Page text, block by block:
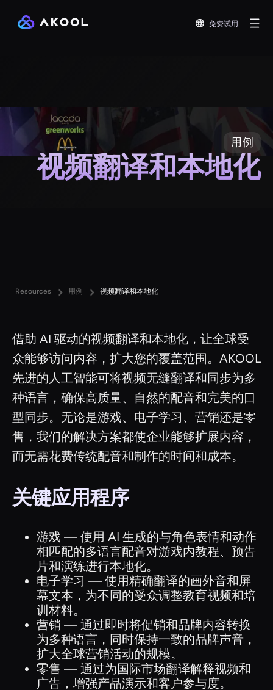
免费试用
用例
视频翻译和本地化
Resources 用例 视频翻译和本地化
借助 AI 驱动的视频翻译和本地化，让全球受
众能够访问内容，扩大您的覆盖范围。AKOOL
先进的人工智能可将视频无缝翻译和同步为多
种语言，确保高质量、自然的配音和完美的口
型同步。无论是游戏、电子学习、营销还是零
售，我们的解决方案都使企业能够扩展内容，
而无需花费传统配音和制作的时间和成本。
关键应用程序
游戏 — 使用 AI 生成的与角色表情和动作
相匹配的多语言配音对游戏内教程、预告
片和演练进行本地化。
电子学习 — 使用精确翻译的画外音和屏
幕文本，为不同的受众调整教育视频和培
训材料。
营销 — 通过即时将促销和品牌内容转换
为多种语言，同时保持一致的品牌声音，
扩大全球营销活动的规模。
零售 — 通过为国际市场翻译解释视频和
广告，增强产品演示和客户参与度。